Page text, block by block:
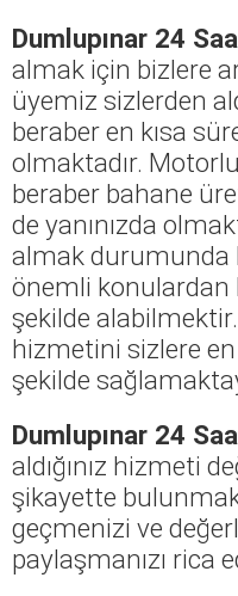
Dumlupınar 24
almak için bizlere
üyemiz sizlerden
beraber en kısa
olmaktadır.
beraber bahane
de yanınızda
almak durumunda
önemli konulardan
şekilde
hizmetini sizlere en
şekilde
Dumlupınar 24
aldığınız hizmeti
şikayette
geçmenizi ve
paylaşmanızı rica